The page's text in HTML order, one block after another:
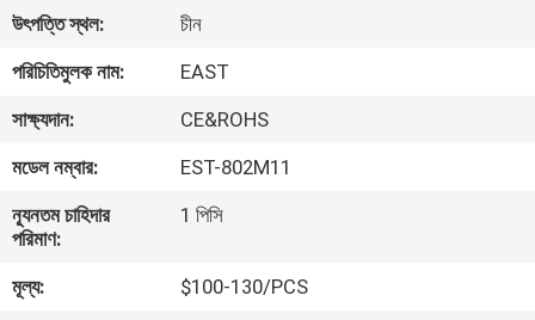
ভিডিও
সম্পর্কে
কারখানা
উৎপত্তি স্থল:
চীন
পরিচিতিমুলক নাম:
EAST
সাক্ষ্যদান:
CE&ROHS
মডেল নম্বার:
EST-802M11
ন্যূনতম চাহিদার
পরিমাণ:
1 পিসি
মূল্য:
$100-130/PCS